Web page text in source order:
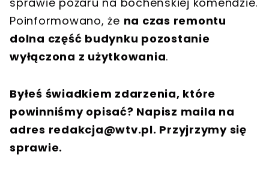
Poinformowano, że na czas remontu
dolna część budynku pozostanie
wyłączona z użytkowania.
Byłeś świadkiem zdarzenia, które
powinniśmy opisać? Napisz maila na
adres redakcja@wtv.pl. Przyjrzymy się
sprawie.